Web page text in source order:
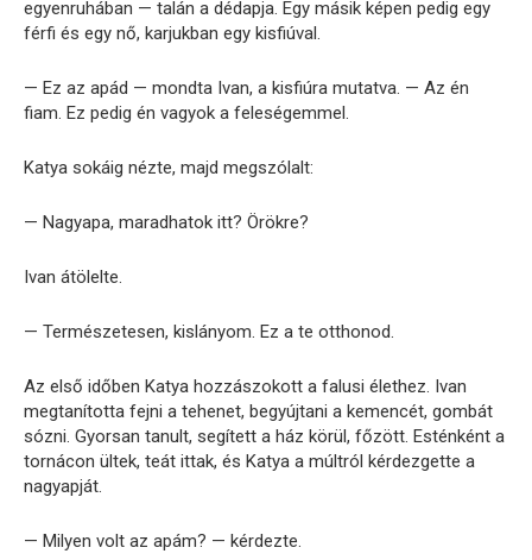
egyenruhában — talán a dédapja. Egy másik képen pedig egy
férfi és egy nő, karjukban egy kisfiúval.
— Ez az apád — mondta Ivan, a kisfiúra mutatva. — Az én
fiam. Ez pedig én vagyok a feleségemmel.
Katya sokáig nézte, majd megszólalt:
— Nagyapa, maradhatok itt? Örökre?
Ivan átölelte.
— Természetesen, kislányom. Ez a te otthonod.
Az első időben Katya hozzászokott a falusi élethez. Ivan
megtanította fejni a tehenet, begyújtani a kemencét, gombát
sózni. Gyorsan tanult, segített a ház körül, főzött. Esténként a
tornácon ültek, teát ittak, és Katya a múltról kérdezgette a
nagyapját.
— Milyen volt az apám? — kérdezte.